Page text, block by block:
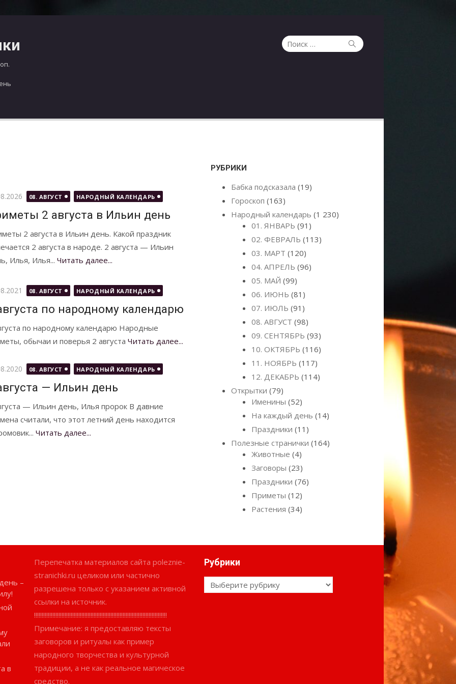
Поиск
по:
Поиск
08. АВГУСТ НАРОДНЫЙ КАЛЕНДАРЬ
2 августа в Ильин день
2 августа в Ильин день. Какой праздник
2 августа в народе. 2 августа — Ильин
Илья, Илья... Читать далее...
08. АВГУСТ НАРОДНЫЙ КАЛЕНДАРЬ
по народному календарю
по народному календарю Народные
обычаи и поверья 2 августа Читать далее...
08. АВГУСТ НАРОДНЫЙ КАЛЕНДАРЬ
— Ильин день
— Ильин день, Илья пророк В давние
считали, что этот летний день находится
Читать далее...
РУБРИКИ
Бабка подсказала (19)
Гороскоп (163)
Народный календарь (1 230)
01. ЯНВАРЬ (91)
02. ФЕВРАЛЬ (113)
03. МАРТ (120)
04. АПРЕЛЬ (96)
05. МАЙ (99)
06. ИЮНЬ (81)
07. ИЮЛЬ (91)
08. АВГУСТ (98)
09. СЕНТЯБРЬ (93)
10. ОКТЯБРЬ (116)
11. НОЯБРЬ (117)
12. ДЕКАБРЬ (114)
Открытки (79)
Именины (52)
На каждый день (14)
Праздники (11)
Полезные странички (164)
Животные (4)
Заговоры (23)
Праздники (76)
Приметы (12)
Растения (34)
–
в
Перепечатка материалов сайта poleznie-
stranichki.ru целиком или частично
разрешена только с указанием активной
ссылки на источник.
!!!!!!!!!!!!!!!!!!!!!!!!!!!!!!!!!!!!!!!!!!!!!!!!!!!!!!!!!!!!!!!!!!!!!!!!!!!!!!!!!!!!!!!
Примечание: я предоставляю тексты
заговоров и ритуалы как пример
народного творчества и культурной
традиции, а не как реальное магическое
средство.
Рубрики
Рубрики